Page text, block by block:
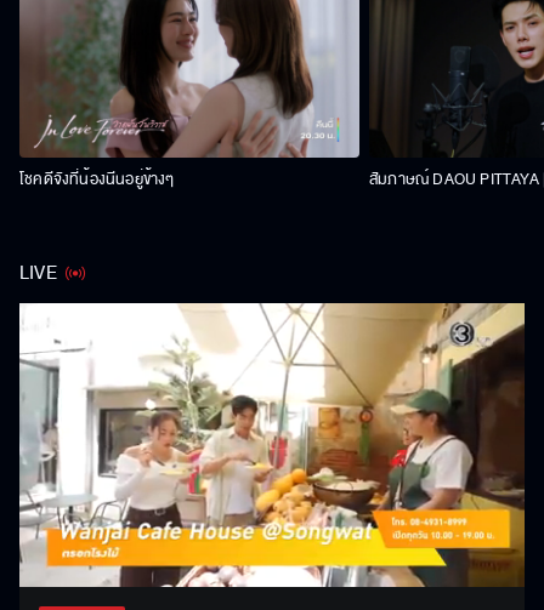
โชคดีจังที่น้องนีนอยู่ข้างๆ สัมภาษณ์ DAOU PITTAYA
LIVE
UnmuteStream Settings